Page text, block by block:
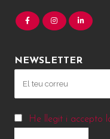
NEWSLETTER
He llegit i accepto